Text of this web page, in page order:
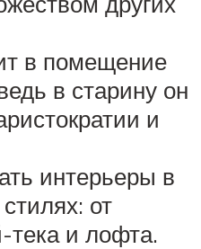
в помещение
в старину он
и
интерьеры в
от
тека и лофта.